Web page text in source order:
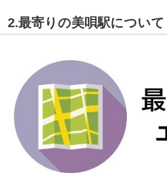
2.最寄りの美唄駅について